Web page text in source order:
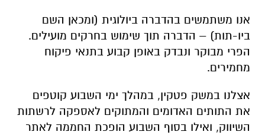
אנו משתמשים בהדברה ביולוגית (ומכאן השם
ביו-תות) – הדברה תוך שימוש בחרקים מועילים.
הפרי מבוקר ונבדק באופן קבוע בתנאי פיקוח
מחמירים.
אצלנו במשק פטקין, במהלך ימי השבוע קוטפים
את התותים האדומים והמתוקים לאספקה לרשתות
השיווק, ואילו בסוף השבוע הופכת החממה לאתר